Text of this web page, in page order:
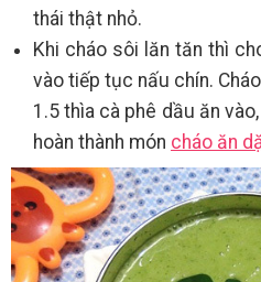
thái thật nhỏ.
Khi cháo sôi lăn tăn thì
vào tiếp tục nấu chín.
1.5 thìa cà phê dầu ăn
hoàn thành món cháo ăn